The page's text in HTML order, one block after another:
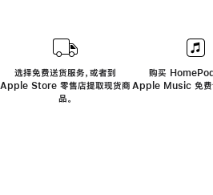
选择免费送货服务，或者到
Apple Store 零售店提取现货商
品。
购买
Apple Music 免费